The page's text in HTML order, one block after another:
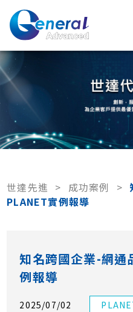
世達先進 > 成功案例 >
PLANET實例報導
知名跨國企業-網
例報導
2025/07/02